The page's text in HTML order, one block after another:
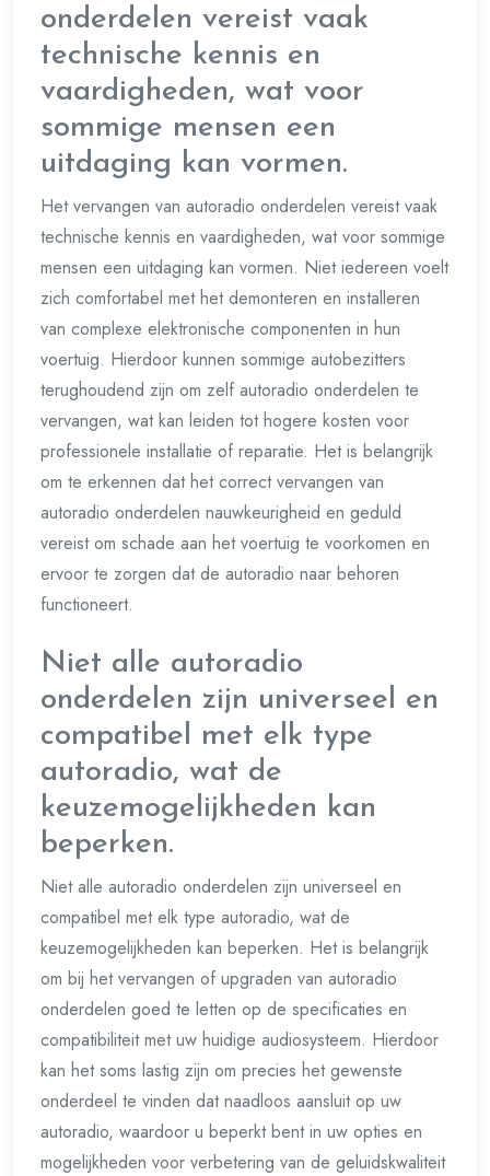
onderdelen vereist vaak
technische kennis en
vaardigheden, wat voor
sommige mensen een
uitdaging kan vormen.
Het vervangen van autoradio onderdelen vereist vaak
technische kennis en vaardigheden, wat voor sommige
mensen een uitdaging kan vormen. Niet iedereen voelt
zich comfortabel met het demonteren en installeren
van complexe elektronische componenten in hun
voertuig. Hierdoor kunnen sommige autobezitters
terughoudend zijn om zelf autoradio onderdelen te
vervangen, wat kan leiden tot hogere kosten voor
professionele installatie of reparatie. Het is belangrijk
om te erkennen dat het correct vervangen van
autoradio onderdelen nauwkeurigheid en geduld
vereist om schade aan het voertuig te voorkomen en
ervoor te zorgen dat de autoradio naar behoren
functioneert.
Niet alle autoradio
onderdelen zijn universeel en
compatibel met elk type
autoradio, wat de
keuzemogelijkheden kan
beperken.
Niet alle autoradio onderdelen zijn universeel en
compatibel met elk type autoradio, wat de
keuzemogelijkheden kan beperken. Het is belangrijk
om bij het vervangen of upgraden van autoradio
onderdelen goed te letten op de specificaties en
compatibiliteit met uw huidige audiosysteem. Hierdoor
kan het soms lastig zijn om precies het gewenste
onderdeel te vinden dat naadloos aansluit op uw
autoradio, waardoor u beperkt bent in uw opties en
mogelijkheden voor verbetering van de geluidskwaliteit